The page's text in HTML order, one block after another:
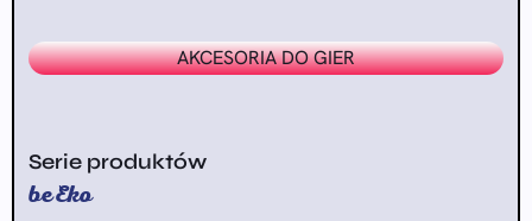
AKCESORIA DO GIER
Serie produktów
beEko